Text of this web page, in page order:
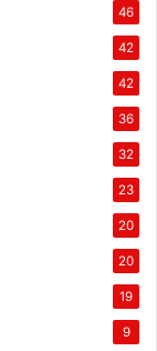
46
42
42
36
32
23
20
20
19
9